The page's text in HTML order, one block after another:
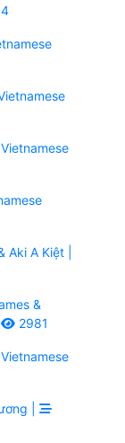
Vietnamese
Aki A Kiệt |
&
2981
Vietnamese
|